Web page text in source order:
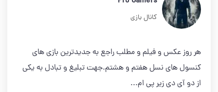
کانال بازی
هر روز عکس و فیلم و مطلب راجع به جدیدترین بازی های
کنسول های نسل هفتم و هشتم.جهت تبلیغ و تبادل به یکی
از دو آی دی زیر پی ام...